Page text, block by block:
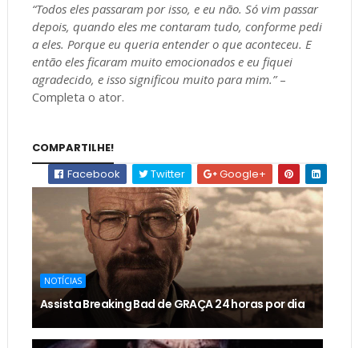
“Todos eles passaram por isso, e eu não. Só vim passar
depois, quando eles me contaram tudo, conforme pedi
a eles. Porque eu queria entender o que aconteceu. E
então eles ficaram muito emocionados e eu fiquei
agradecido, e isso significou muito para mim.”–
Completa o ator.
COMPARTILHE!
Facebook
Twitter Google+
NOTÍCIAS
Assista Breaking Bad de GRAÇA 24 horas por dia